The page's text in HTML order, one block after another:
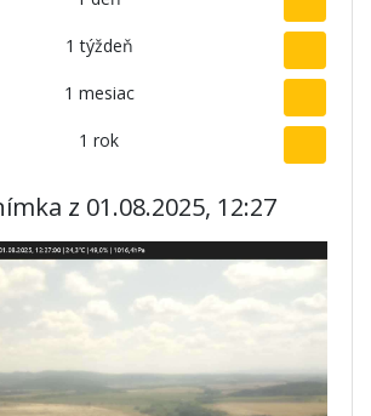
1 týždeň
1 mesiac
1 rok
z 01.08.2025, 12:27